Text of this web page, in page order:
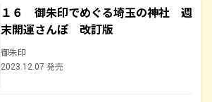
１６ 御朱印でめぐる埼玉の神社 週
末開運さんぽ 改訂版
御朱印
2023.12.07 発売